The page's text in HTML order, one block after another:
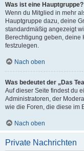
Was ist eine Hauptgruppe?
Wenn du Mitglied in mehr
Hauptgruppe dazu, deine
standardmäßig angezeigt
Berechtigung geben,
festzulegen.
Nach oben
Was bedeutet der „Das
Auf dieser Seite findest du
Administratoren, der
wie die Foren, die diese im
Nach oben
Private Nachrichten